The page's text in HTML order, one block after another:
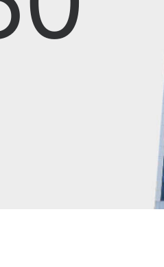
的年产600万套高性能半钢子
员工780人，主要产品是半钢
品成功登陆欧美、东南亚、中
区，出口量急增。在国内产
1.23亿美元，纳税3146万元。
，均从德国、日本等发达国
压延设备引进意大利科美利奥
ERCOLE）;胎面、胎侧挤出设
）;胎坯成型设备引进